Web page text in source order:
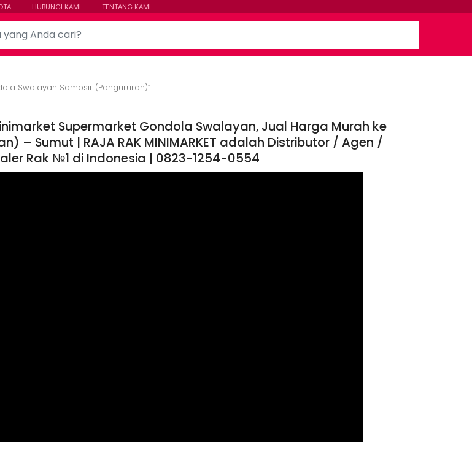
HUBUNGI KAMI TENTANG KAMI
Swalayan Samosir (Pangururan)”
Supermarket Gondola Swalayan, Jual Harga Murah ke
– Sumut | RAJA RAK MINIMARKET adalah Distributor / Agen /
Rak №1 di Indonesia | 0823-1254-0554